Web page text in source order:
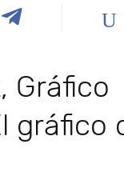
Gráfico
gráfico